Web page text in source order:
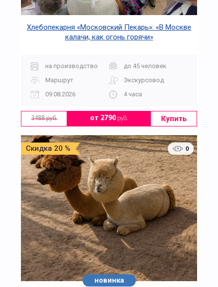
Хлебопекарня «Московский Пекарь»: «В Москве
калачи, как огонь горячи»
на производство
до 45 человек
Маршрут
Экскурсовод
09.08.2026
4 часа
3488 руб. от 2790руб. Купить
Скидка 20 % 0
новинка